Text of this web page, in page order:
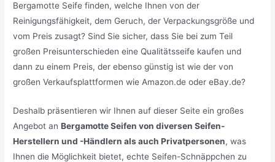
Bergamotte Seife finden, welche Ihnen von der
Reinigungsfähigkeit, dem Geruch, der Verpackungsgröße und
vom Preis zusagt? Sind Sie sicher, dass Sie bei zum Teil
großen Preisunterschieden eine Qualitätsseife kaufen und
dann zu einem Preis, der ebenso günstig ist wie der von
großen Verkaufsplattformen wie Amazon.de oder eBay.de?
Deshalb präsentieren wir Ihnen auf dieser Seite ein großes
Angebot anBergamotte Seifen von diversen Seifen-
Herstellern und -Händlern als auch Privatpersonen, was
Ihnen die Möglichkeit bietet, echte Seifen-Schnäppchen zu